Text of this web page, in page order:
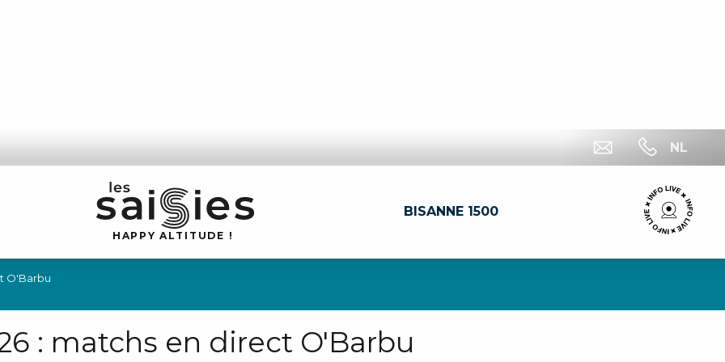
NL
HAP PY ALTI T UDE !
BISANNE 1500
O'Barbu
: matchs en direct O'Barbu